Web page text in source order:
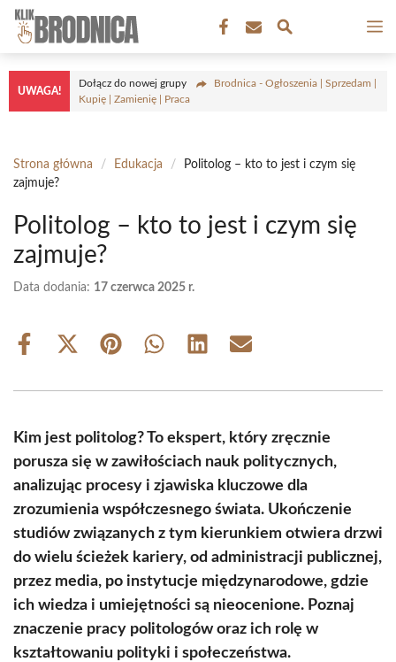
Przejdź
treści
UWAGA!
Dołącz do nowej grupy
Brodnica - Ogłoszenia | Sprzedam |
Kupię | Zamienię | Praca
Strona główna / Edukacja /
Politolog – kto to jest i czym się
zajmuje?
Politolog – kto to jest i czym się
zajmuje?
Data dodania: 17 czerwca 2025 r.
Share
Share
(Twitter)
Share Share Share Share
Kim jest politolog? To ekspert, który zręcznie
porusza się w zawiłościach nauk politycznych,
analizując procesy i zjawiska kluczowe dla
zrozumienia współczesnego świata. Ukończenie
studiów związanych z tym kierunkiem otwiera drzwi
do wielu ścieżek kariery, od administracji publicznej,
przez media, po instytucje międzynarodowe, gdzie
ich wiedza i umiejętności są nieocenione. Poznaj
znaczenie pracy politologów oraz ich rolę w
kształtowaniu polityki i społeczeństwa.